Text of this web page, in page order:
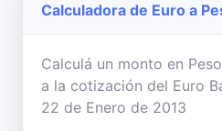
Calculadora de Euro a
Calculá un monto en
a la cotización del Euro
22 de Enero de 2013